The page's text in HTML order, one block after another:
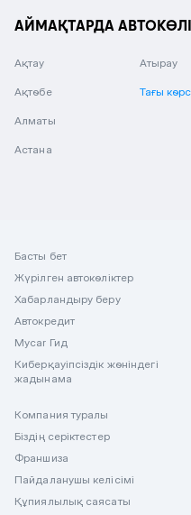
АЙМАҚТАРДА
Ақтау
Ақтөбе
Алматы
Астана
Атырау
Тағы
Басты бет
Жүрілген автокөліктер
Хабарландыру беру
Автокредит
Mycar Гид
Киберқауіпсіздік жөніндегі
жадынама
Компания туралы
Біздің серіктестер
Франшиза
Пайдаланушы келісімі
Құпиялылық саясаты